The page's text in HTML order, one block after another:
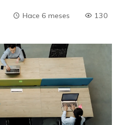
Hace 6 meses 130